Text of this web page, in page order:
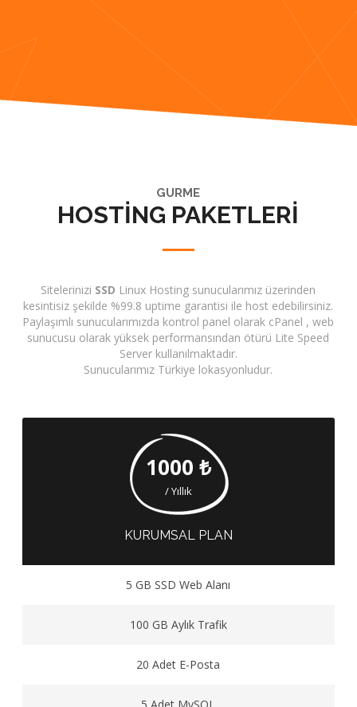
GURME
HOSTİNG PAKETLERİ
Sitelerinizi SSD Linux Hosting sunucularımız üzerinden
kesintisiz şekilde %99.8 uptime garantisi ile host edebilirsiniz.
Paylaşımlı sunucularımızda kontrol panel olarak cPanel , web
sunucusu olarak yüksek performansından ötürü Lite Speed
Server kullanılmaktadır.
Sunucularımız Türkiye lokasyonludur.
1000 ₺
/ Yıllık
KURUMSAL PLAN
5 GB SSD Web Alanı
100 GB Aylık Trafik
20 Adet E-Posta